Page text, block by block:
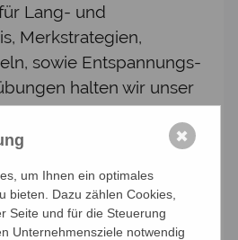
Lang- und
Merkstrategien,
sowie Entspannungs-
halten wir unser
Außerdem gibt es
Inputs zu
Texte, die das
um Ihnen ein optimales
bieten. Dazu zählen Cookies,
Seite und für die Steuerung
Unternehmensziele notwendig
✖